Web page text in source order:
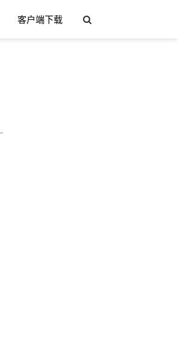
客户端下载